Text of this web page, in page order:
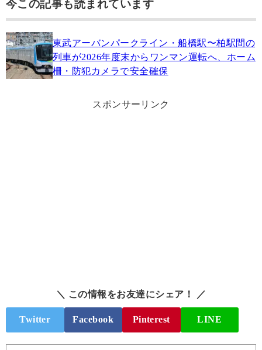
今この記事も読まれています
東武アーバンパークライン・船橋駅〜柏駅間の
列車が2026年度末からワンマン運転へ、ホーム
柵・防犯カメラで安全確保
スポンサーリンク
＼ この情報をお友達にシェア！ ／
Twitter Facebook Pinterest LINE